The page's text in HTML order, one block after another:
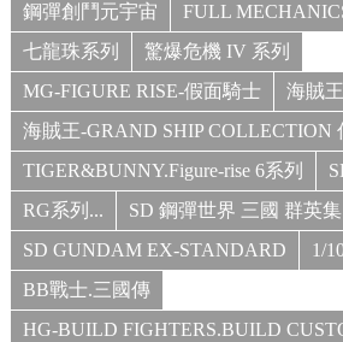
鋼彈創鬥元宇宙
FULL
七龍珠系列
驚爆危機 IV 系列
MG-FIGURE RISE-假面騎士
海賊
海賊王-GRAND SHIP COLLECTION
TIGER&BUNNY.Figure-rise 6系列
RG系列...
SD 鋼彈世界 三國 群英集
SD GUNDAM EX-STANDARD
1/
BB戰士.三國傳
HG-BUILD FIGHTERS.BUILD